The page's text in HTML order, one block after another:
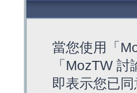
當您使用「
「MozTW
即表示您已